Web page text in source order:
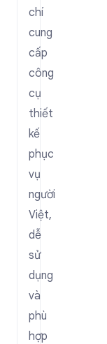
chí
cung
cấp
công
cụ
thiết
kế
phục
vụ
người
Việt,
dễ
sử
dụng
và
phù
hợp